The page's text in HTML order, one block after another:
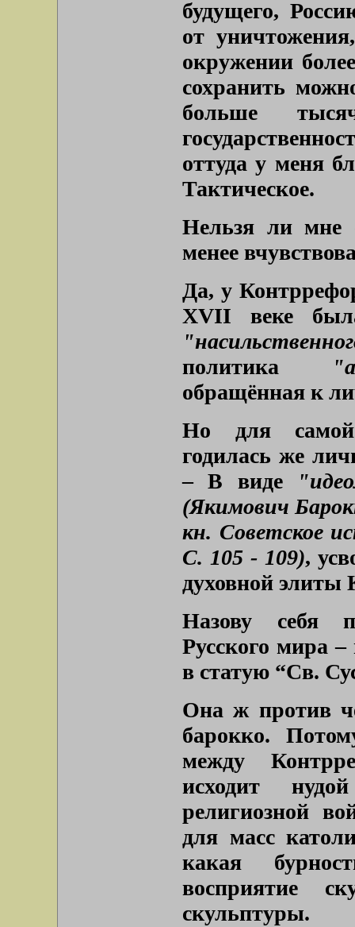
будущего,
от
окружении
сохранить
больше
оттуда у меня
Тактическое.
Нельзя ли мне
менее
Да, у
XVII веке
политика
обращённая к
Но для самой-
годилась же
– В виде
(Якимович
кн. Советское
С. 105 - 109),
духовной
Назову себя
Русского мира
в статую “Св.
Она ж против
барокко.
между
исходит
религиозной
для масс
какая
восприятие
скульптуры.